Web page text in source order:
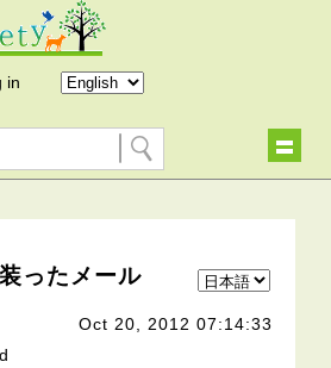
in
ったメール
Oct 20, 2012 07:14:33